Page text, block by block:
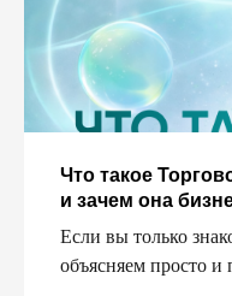
Что такое
и зачем она
Если вы только
объясняем просто и